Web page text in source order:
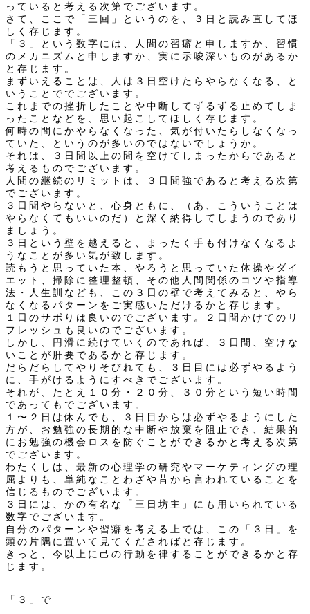
っていると考える次第でございます。
さて、ここで「三回」というのを、３日と読み直してほ
しく存じます。
「３」という数字には、人間の習癖と申しますか、習慣
のメカニズムと申しますか、実に示唆深いものがあるか
と存じます。
まずいえることは、人は３日空けたらやらなくなる、と
いうことででございます。
これまでの挫折したことや中断してずるずる止めてしま
ったことなどを、思い起こしてほしく存じます。
何時の間にかやらなくなった、気が付いたらしなくなっ
ていた、というのが多いのではないでしょうか。
それは、３日間以上の間を空けてしまったからであると
考えるものでございます。
人間の継続のリミットは、３日間強であると考える次第
でございます。
３日間やらないと、心身ともに、（あ、こういうことは
やらなくてもいいのだ）と深く納得してしまうのであり
ましょう。
３日という壁を越えると、まったく手も付けなくなるよ
うなことが多い気が致します。
読もうと思っていた本、やろうと思っていた体操やダイ
エット、掃除に整理整頓、その他人間関係のコツや指導
法・人生訓なども、この３日の壁で考えてみると、やら
なくなるパターンをご実感いただけるかと存じます。
１日のサボりは良いのでございます。２日間かけてのリ
フレッシュも良いのでございます。
しかし、円滑に続けていくのであれば、３日間、空けな
いことが肝要であるかと存じます。
だらだらしてやりそびれても、３日目には必ずやるよう
に、手がけるようにすべきでございます。
それが、たとえ１０分・２０分、３０分という短い時間
であってもでございます。
１〜２日は休んでも、３日目からは必ずやるようにした
方が、お勉強の長期的な中断や放棄を阻止でき、結果的
にお勉強の機会ロスを防ぐことができるかと考える次第
でございます。
わたくしは、最新の心理学の研究やマーケティングの理
屈よりも、単純なことわざや昔から言われていることを
信じるものでございます。
３日には、かの有名な「三日坊主」にも用いられている
数字でございます。
自分のパターンや習癖を考える上では、この「３日」を
頭の片隅に置いて見てくださればと存じます。
きっと、今以上に己の行動を律することができるかと存
じます。
「３」で